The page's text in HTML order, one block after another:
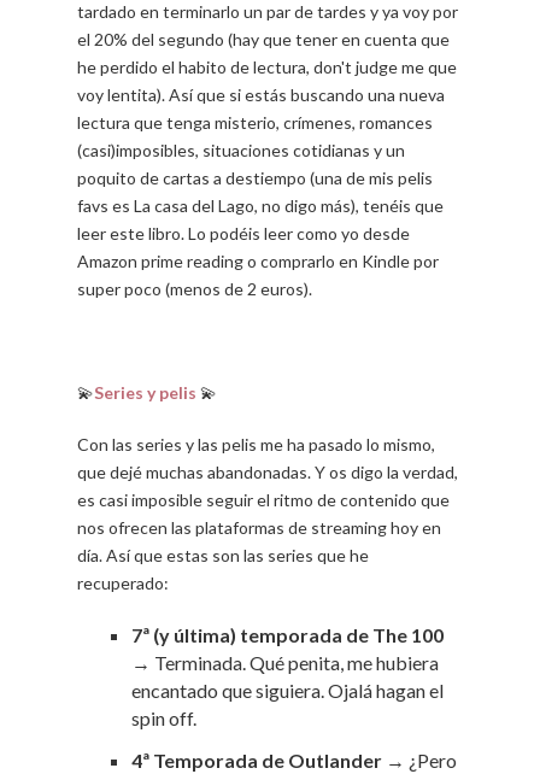
tardado en terminarlo un par de tardes y ya voy por
el 20% del segundo (hay que tener en cuenta que
he perdido el habito de lectura, don't judge me que
voy lentita). Así que si estás buscando una nueva
lectura que tenga misterio, crímenes, romances
(casi)imposibles, situaciones cotidianas y un
poquito de cartas a destiempo (una de mis pelis
favs es La casa del Lago, no digo más), tenéis que
leer este libro. Lo podéis leer como yo desde
Amazon prime reading o comprarlo en Kindle por
super poco (menos de 2 euros).
💫Series y pelis 💫
Con las series y las pelis me ha pasado lo mismo,
que dejé muchas abandonadas. Y os digo la verdad,
es casi imposible seguir el ritmo de contenido que
nos ofrecen las plataformas de streaming hoy en
día. Así que estas son las series que he
recuperado:
7ª (y última) temporada de The 100
→ Terminada. Qué penita, me hubiera
encantado que siguiera. Ojalá hagan el
spin off.
4ª Temporada de Outlander → ¿Pero